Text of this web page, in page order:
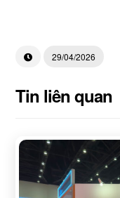
29/04/2026
Tin liên quan